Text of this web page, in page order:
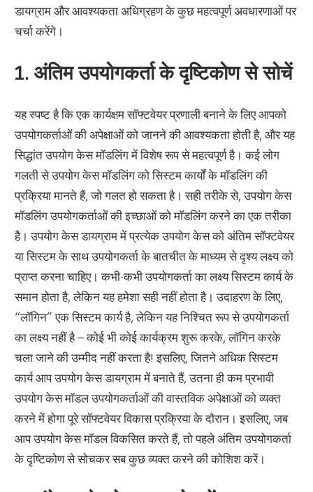
डायग्राम और आवश्यकता अधिग्रहण के कुछ महत्वपूर्ण अवधारणाओं पर
चर्चा करेंगे।
1. अंतिम उपयोगकर्ता के दृष्टिकोण से सोचें
यह स्पष्ट है कि एक कार्यक्षम सॉफ्टवेयर प्रणाली बनाने के लिए आपको
उपयोगकर्ताओं की अपेक्षाओं को जानने की आवश्यकता होती है, और यह
सिद्धांत उपयोग केस मॉडलिंग में विशेष रूप से महत्वपूर्ण है। कई लोग
गलती से उपयोग केस मॉडलिंग को सिस्टम कार्यों के मॉडलिंग की
प्रक्रिया मानते हैं, जो गलत हो सकता है। सही तरीके से, उपयोग केस
मॉडलिंग उपयोगकर्ताओं की इच्छाओं को मॉडलिंग करने का एक तरीका
है। उपयोग केस डायग्राम में प्रत्येक उपयोग केस को अंतिम सॉफ्टवेयर
या सिस्टम के साथ उपयोगकर्ता के बातचीत के माध्यम से दृश्य लक्ष्य को
प्राप्त करना चाहिए। कभी-कभी उपयोगकर्ता का लक्ष्य सिस्टम कार्य के
समान होता है, लेकिन यह हमेशा सही नहीं होता है। उदाहरण के लिए,
“लॉगिन” एक सिस्टम कार्य है, लेकिन यह निश्चित रूप से उपयोगकर्ता
का लक्ष्य नहीं है – कोई भी कोई कार्यक्रम शुरू करके, लॉगिन करके
चला जाने की उम्मीद नहीं करता है! इसलिए, जितने अधिक सिस्टम
कार्य आप उपयोग केस डायग्राम में बनाते हैं, उतना ही कम प्रभावी
उपयोग केस मॉडल उपयोगकर्ताओं की वास्तविक अपेक्षाओं को व्यक्त
करने में होगा पूरे सॉफ्टवेयर विकास प्रक्रिया के दौरान। इसलिए, जब
आप उपयोग केस मॉडल विकसित करते हैं, तो पहले अंतिम उपयोगकर्ता
के दृष्टिकोण से सोचकर सब कुछ व्यक्त करने की कोशिश करें।